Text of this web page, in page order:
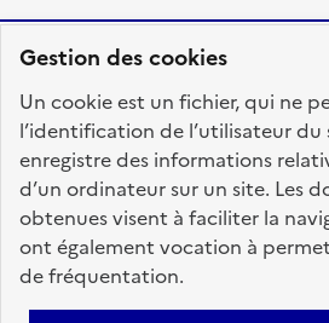
Gestion des cookies
Un cookie est un fichier, qui ne
l’identification de l’utilisateur du
enregistre des informations
d’un ordinateur sur un site. Les
obtenues visent à faciliter la
ont également vocation à
de fréquentation.
FRANÇAISE
fonction-publique.gouv.fr
gouvernement.fr